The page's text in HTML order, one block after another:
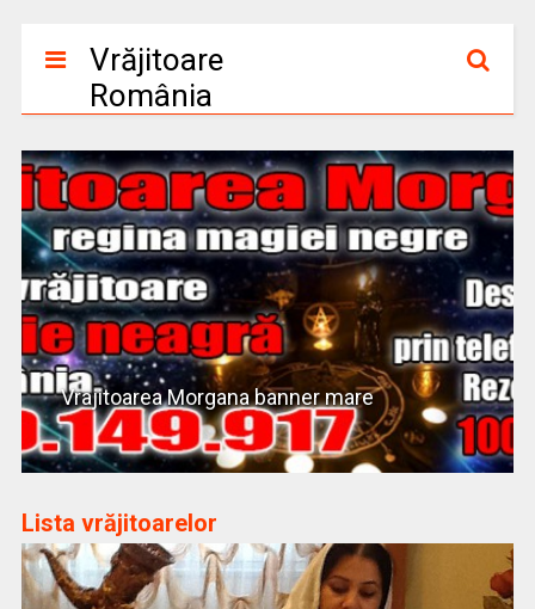
Vrăjitoare
România
Vrajitoarea Morgana banner mare
Lista vrăjitoarelor